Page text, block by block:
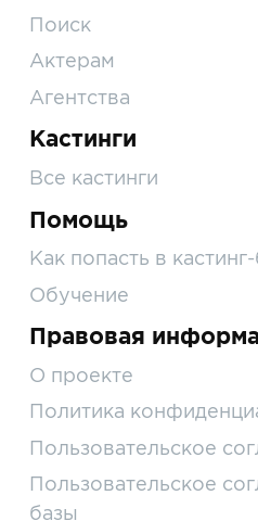
Поиск
Актерам
Агентства
Кастинги
Все кастинги
Помощь
Как попасть в
Обучение
Правовая
О проекте
Политика
Пользовательское
Пользовательское
базы